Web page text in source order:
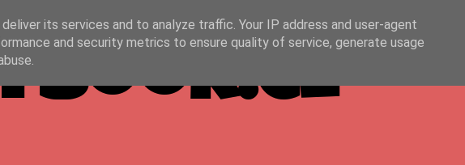
its services and to analyze traffic. Your IP address and user-agent
and security metrics to ensure quality of service, generate usage